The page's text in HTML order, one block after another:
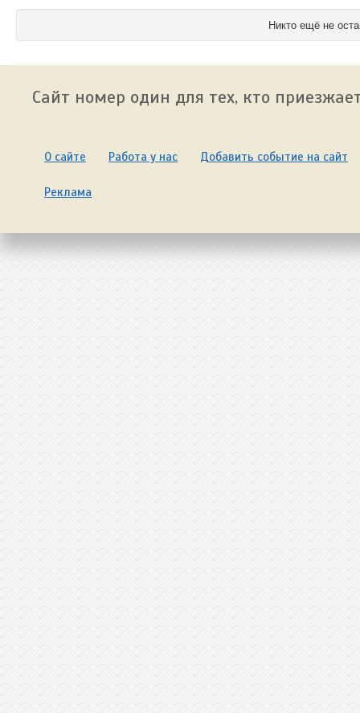
Никто ещё не
Сайт номер один для тех, кто
О сайте Работа у нас Добавить событие на сайт
Реклама